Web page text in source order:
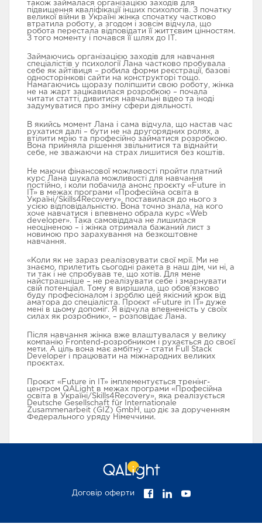
також займалася організацією заходів для
підвищення кваліфікації інших психологів. З початку
великої війни в Україні жінка спочатку частково
втратила роботу, а згодом і зовсім відчула, що
робота перестала відповідати її життєвим цінностям.
З того моменту і почався її шлях до ІТ.
Займаючись організацією заходів для навчання
спеціалістів у психології Лана частково пробувала
себе як айтівиця – робила форми реєстрації, базові
односторінкові сайти на конструкторі тощо.
Намагаючись щоразу поліпшити свою роботу, жінка
не на жарт зацікавилася розробкою – почала
читати статті, дивитися навчальні відео та іноді
задумуватися про зміну сфери діяльності.
В якийсь момент Лана і сама відчула, що настав час
рухатися далі – бути не на другорядних ролях, а
втілити мрію та професійно займатися розробкою.
Вона прийняла рішення звільнитися та віднайти
себе, не зважаючи на страх лишитися без коштів.
Не маючи фінансової можливості пройти платний
курс Лана шукала можливості для навчання
постійно, і коли побачила анонс проєкту «Future in
IT» в межах програми «Професійна освіта в
Україні/Skills4Recovery», поставилася до нього з
усією відповідальністю. Вона точно знала, на кого
хоче навчатися і впевнено обрала курс «Web
developer». Така самовіддача не лишилася
неоціненою – і жінка отримала бажаний лист з
новиною про зарахування на безкоштовне
навчання.
«Коли як не зараз реалізовувати свої мрії. Ми не
знаємо, прилетить сьогодні ракета в наш дім, чи ні, а
ти так і не спробував те, що хотів. Для мене
найстрашніше – не реалізувати себе і змарнувати
свій потенціал. Тому я вирішила, що обов’язково
буду професіоналом і зроблю цей якісний крок від
аматора до спеціаліста. Проєкт «Future in IT» дуже
мені в цьому допоміг. Я відчула впевненість у своїх
силах як розробник», – розповідає Лана.
Після навчання жінка вже влаштувалася у велику
компанію Frontend-розробником і рухається до своєї
мети. А ціль вона має амбітну – стати Full Stack
Developer і працювати на міжнародних великих
проєктах.
Проєкт «Future in IT» імплементується тренінг-
центром QALight в межах програми «Професійна
освіта в Україні/Skills4Recovery», яка реалізується
Deutsche Gesellschaft für Internationale
Zusammenarbeit (GIZ) GmbH, що діє за дорученням
Федерального уряду Німеччини.
Договір оферти
ПІДГОТОВКА ДО
СПІВБЕСІДИ
UI/UX ДИЗАЙН ISTQВ
Новини
База знань
Контакти